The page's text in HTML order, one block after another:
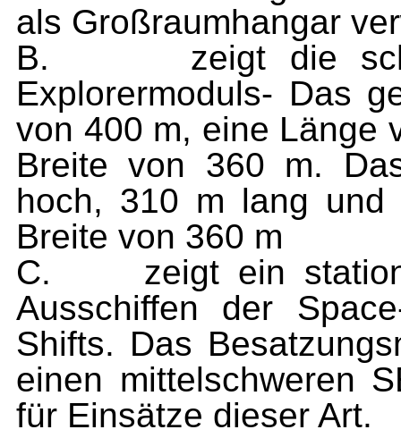
als Großraumhangar
B.
zeigt die
Explorermoduls- Das
von 400 m, eine Länge
Breite von 360 m.
hoch, 310 m lang und
Breite von 360 m
C.
zeigt ein
Ausschiffen der
Shifts. Das
einen mittelschweren
für Einsätze dieser Art.